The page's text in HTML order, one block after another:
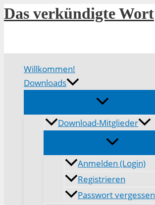
Zum
Inhalt
Das verkündigte Wort
Willkommen!
Downloads
Download-Mitglieder
Anmelden (Login)
Registrieren
Passwort vergessen